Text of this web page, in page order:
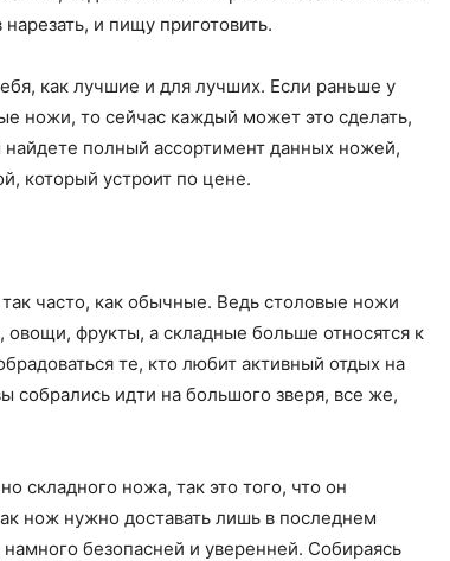
и пищу приготовить.
как лучшие и для лучших. Если раньше у
ножи, то сейчас каждый может это сделать,
полный ассортимент данных ножей,
который устроит по цене.
часто, как обычные. Ведь столовые ножи
фрукты, а складные больше относятся к
те, кто любит активный отдых на
собрались идти на большого зверя, все же,
складного ножа, так это того, что он
нож нужно доставать лишь в последнем
безопасней и уверенней. Собираясь